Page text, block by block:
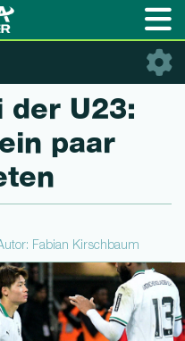
der U23:
paar
Fabian Kirschbaum